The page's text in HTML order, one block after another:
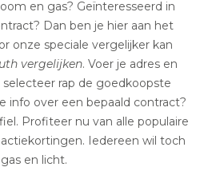
en gas? Geïnteresseerd in
Dan ben je hier aan het
onze speciale vergelijker kan
vergelijken. Voer je adres en
rap de goedkoopste
info over een bepaald contract?
Profiteer nu van alle populaire
Iedereen wil toch
en licht.